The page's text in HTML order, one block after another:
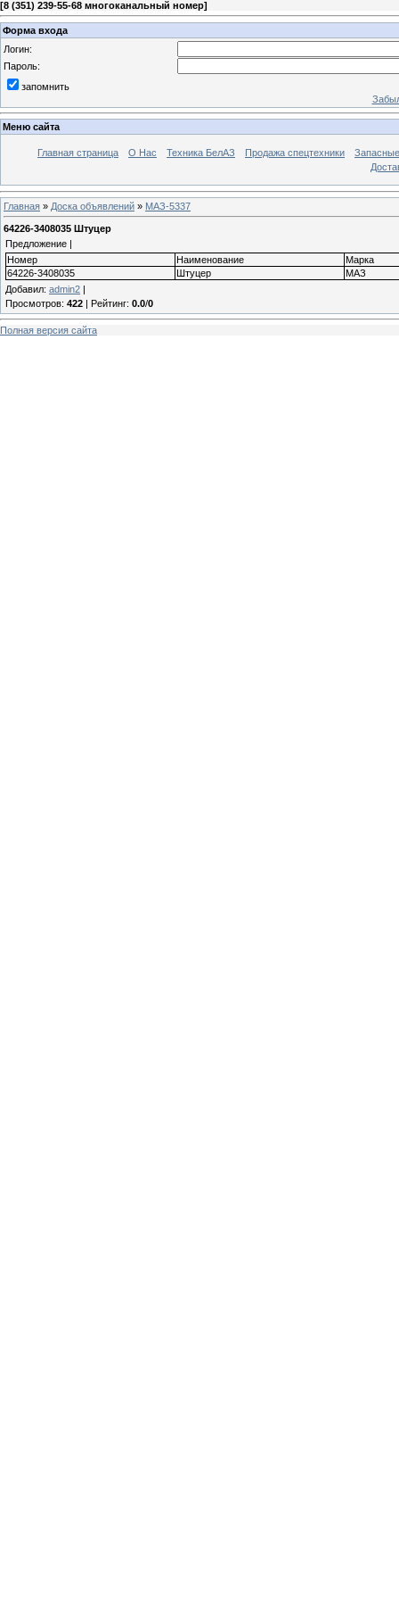
[8 (351) 239-55-68 многоканальный номер]
Форма входа
Логин:
Пароль:
запомнить
Меню сайта
Главная страница О Нас Техника БелАЗ Продажа спецтехники
Главная » Доска объявлений » МАЗ-5337
64226-3408035 Штуцер
Предложение |
Номер
Наименование
Марка
64226-3408035
Штуцер
МАЗ
Добавил: admin2 |
Просмотров: 422 | Рейтинг: 0.0/0
Полная версия сайта